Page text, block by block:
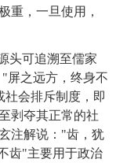
重，一旦使用，
头可追溯至儒家
屏之远方，终身不
会排斥制度，即
剥夺其正常的社
注解说："齿，犹
齿"主要用于政治